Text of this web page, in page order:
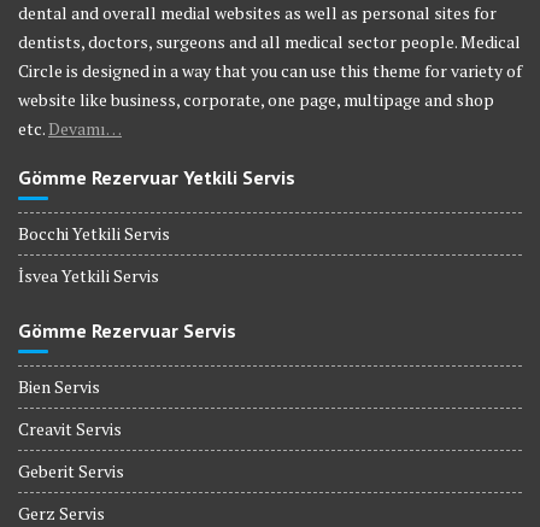
dental and overall medial websites as well as personal sites for
dentists, doctors, surgeons and all medical sector people. Medical
Circle is designed in a way that you can use this theme for variety of
website like business, corporate, one page, multipage and shop
etc.Devamı…
Gömme Rezervuar Yetkili Servis
Bocchi Yetkili Servis
İsvea Yetkili Servis
Gömme Rezervuar Servis
Bien Servis
Creavit Servis
Geberit Servis
Gerz Servis